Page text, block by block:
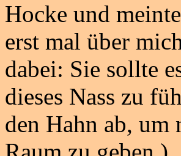
Hocke und
erst mal über
dabei: Sie sollte
dieses Nass zu
den Hahn ab, um